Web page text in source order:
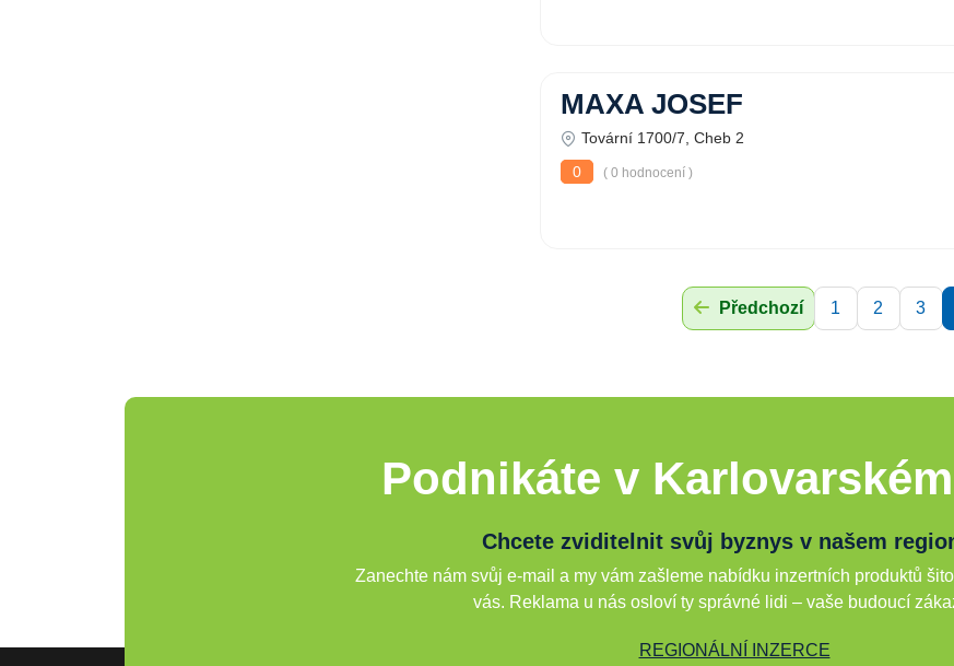
MAXA JOSEF
Tovární 1700/7, Cheb 2
0
( 0 hodnocení )
Předchozí 1 2 3
Podnikáte v
Chcete zviditelnit svůj byznys v našem
Zanechte nám svůj e-mail a my vám zašleme nabídku inzertních produktů
vás. Reklama u nás osloví ty správné lidi – vaše budoucí
REGIONÁLNÍ INZERCE